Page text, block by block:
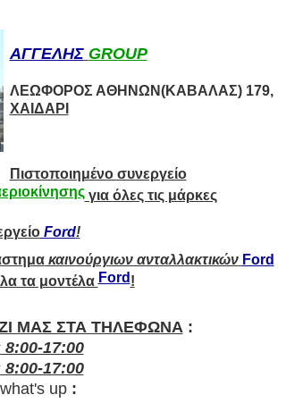
ΑΓΓΕΛΗΣ GROUP
ΛΕΩΦΟΡΟΣ ΑΘΗΝΩΝ(ΚΑΒΑΛΑΣ) 179,
ΧΑΙΔΑΡΙ
Πιστοποιημένο συνεργείο
για όλες τις μάρκες
Ford!
καινούργιων ανταλλακτικών Ford
τα μοντέλα Ford !
ΜΑΣ ΣΤΑ ΤΗΛΕΦΩΝΑ:
8:00-17:00
8:00-17:00
up :